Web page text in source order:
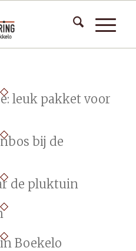
leuk pakket voor
bij de
de pluktuin
Boekelo